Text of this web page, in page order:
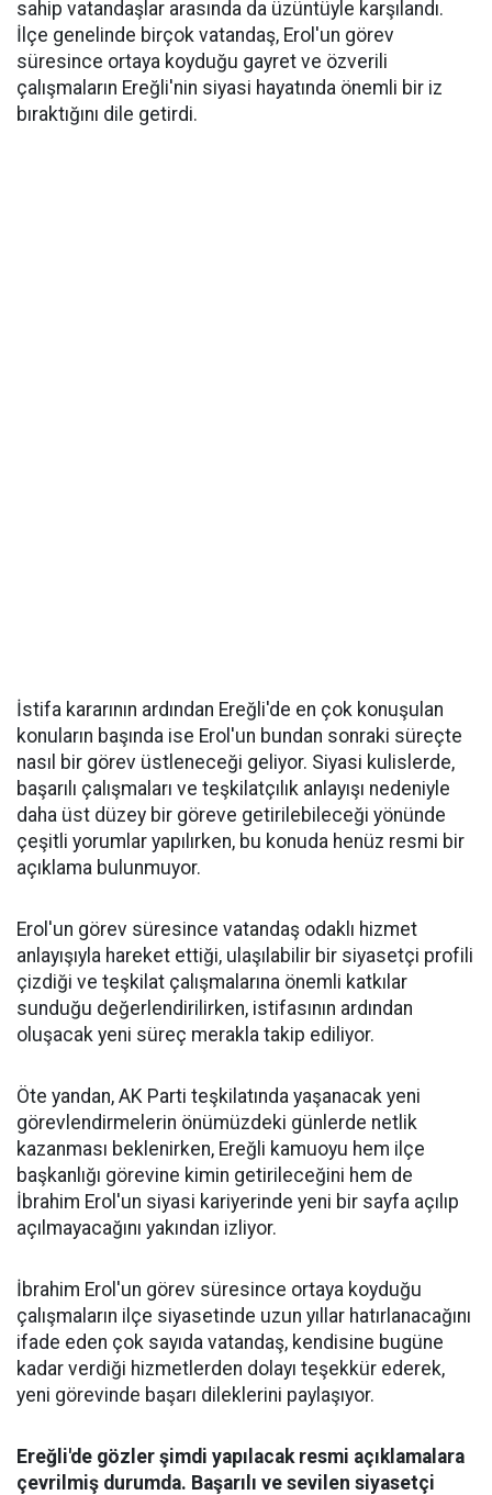
sahip vatandaşlar arasında da üzüntüyle karşılandı.
İlçe genelinde birçok vatandaş, Erol'un görev
süresince ortaya koyduğu gayret ve özverili
çalışmaların Ereğli'nin siyasi hayatında önemli bir iz
bıraktığını dile getirdi.
İstifa kararının ardından Ereğli'de en çok konuşulan
konuların başında ise Erol'un bundan sonraki süreçte
nasıl bir görev üstleneceği geliyor. Siyasi kulislerde,
başarılı çalışmaları ve teşkilatçılık anlayışı nedeniyle
daha üst düzey bir göreve getirilebileceği yönünde
çeşitli yorumlar yapılırken, bu konuda henüz resmi bir
açıklama bulunmuyor.
Erol'un görev süresince vatandaş odaklı hizmet
anlayışıyla hareket ettiği, ulaşılabilir bir siyasetçi profili
çizdiği ve teşkilat çalışmalarına önemli katkılar
sunduğu değerlendirilirken, istifasının ardından
oluşacak yeni süreç merakla takip ediliyor.
Öte yandan, AK Parti teşkilatında yaşanacak yeni
görevlendirmelerin önümüzdeki günlerde netlik
kazanması beklenirken, Ereğli kamuoyu hem ilçe
başkanlığı görevine kimin getirileceğini hem de
İbrahim Erol'un siyasi kariyerinde yeni bir sayfa açılıp
açılmayacağını yakından izliyor.
İbrahim Erol'un görev süresince ortaya koyduğu
çalışmaların ilçe siyasetinde uzun yıllar hatırlanacağını
ifade eden çok sayıda vatandaş, kendisine bugüne
kadar verdiği hizmetlerden dolayı teşekkür ederek,
yeni görevinde başarı dileklerini paylaşıyor.
Ereğli'de gözler şimdi yapılacak resmi açıklamalara
çevrilmiş durumda. Başarılı ve sevilen siyasetçi